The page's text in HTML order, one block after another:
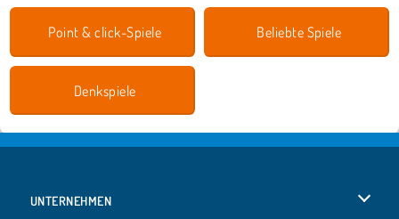
Point & click-Spiele Beliebte Spiele
Denkspiele
UNTERNEHMEN